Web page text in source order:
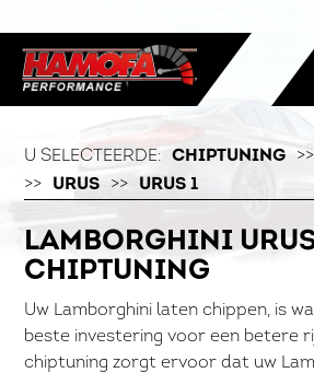
U SELECTEERDE: CHIPTUNING >>
>>
URUS >> URUS 1
LAMBORGHINI
CHIPTUNING
Uw Lamborghini laten chippen, is
beste investering voor een betere
chiptuning zorgt ervoor dat uw